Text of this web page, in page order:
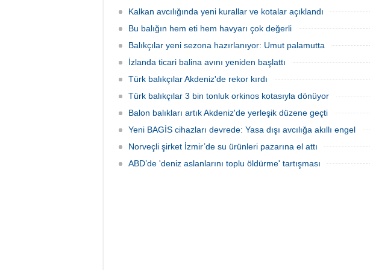
orkinoslar, Uzak Doğu ülkelerine ihraç
edilmek için özenle bakılıyor.
faaliyetleri anlık olarak tespit edebilen
hava ve su altı dronları sahada aktif
olarak kullanılmaya başlandı.
Kalkan avcılığında yeni kurallar ve kotalar açıklandı
Bu balığın hem eti hem havyarı çok değerli
Balıkçılar yeni sezona hazırlanıyor: Umut palamutta
İzlanda ticari balina avını yeniden başlattı
Türk balıkçılar Akdeniz'de rekor kırdı
Türk balıkçılar 3 bin tonluk orkinos kotasıyla dönüyor
Balon balıkları artık Akdeniz'de yerleşik düzene geçti
Yeni BAGİS cihazları devrede: Yasa dışı avcılığa akıllı engel
Norveçli şirket İzmir’de su ürünleri pazarına el attı
ABD’de 'deniz aslanlarını toplu öldürme' tartışması